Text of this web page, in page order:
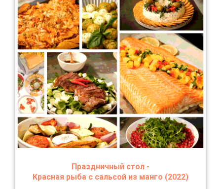
Праздничный стол -
Красная рыба с сальсой из манго (2022)